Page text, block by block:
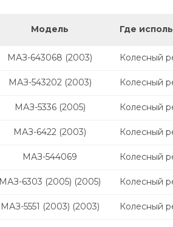
Модель Где
МАЗ-643068 (2003) Колесный
МАЗ-543202 (2003) Колесный
МАЗ-5336 (2005) Колесный
МАЗ-6422 (2003) Колесный
МАЗ-544069 Колесный
МАЗ-6303 (2005) (2005) Колесный
МАЗ-5551 (2003) (2003) Колесный